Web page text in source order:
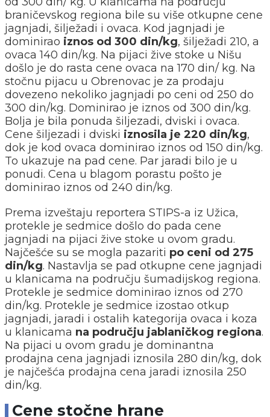
braničevskog regiona bile su više otkupne cene
jagnjadi, šilježadi i ovaca. Kod jagnjadi je
dominirao iznos od 300 din/kg, šilježadi 210, a
ovaca 140 din/kg. Na pijaci žive stoke u Nišu
došlo je do rasta cene ovaca na 170 din/ kg. Na
stočnu pijacu u Obrenovac je za prodaju
dovezeno nekoliko jagnjadi po ceni od 250 do
300 din/kg. Dominirao je iznos od 300 din/kg.
Bolja je bila ponuda šiljezadi, dviski i ovaca.
Cene šiljezadi i dviski iznosila je 220 din/kg,
dok je kod ovaca dominirao iznos od 150 din/kg.
To ukazuje na pad cene. Par jaradi bilo je u
ponudi. Cena u blagom porastu pošto je
dominirao iznos od 240 din/kg.
Prema izveštaju reportera STIPS-a iz Užica,
protekle je sedmice došlo do pada cene
jagnjadi na pijaci žive stoke u ovom gradu.
Najčešće su se mogla pazariti po ceni od 275
din/kg. Nastavlja se pad otkupne cene jagnjadi
u klanicama na području šumadijskog regiona.
Protekle je sedmice dominirao iznos od 270
din/kg. Protekle je sedmice izostao otkup
jagnjadi, jaradi i ostalih kategorija ovaca i koza
u klanicama na području jablaničkog regiona.
Na pijaci u ovom gradu je dominantna
prodajna cena jagnjadi iznosila 280 din/kg, dok
je najčešća prodajna cena jaradi iznosila 250
din/kg.
Cene stočne hrane